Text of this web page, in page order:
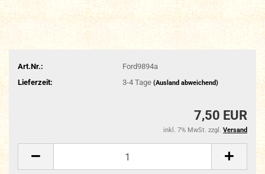
Art.Nr.:
Ford9894a
Lieferzeit:
3-4 Tage (Ausland abweichend)
7,50 EUR
inkl. 7% MwSt. zzgl. Versand